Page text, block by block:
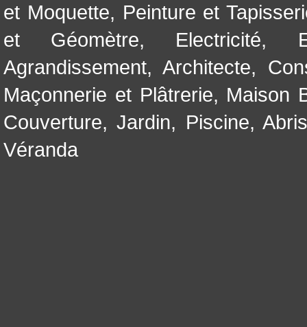
et Moquette, Peinture et
et Géomètre, Electricité,
Agrandissement, Architecte,
Maçonnerie et Plâtrerie, Maison
Couverture,Jardin, Piscine,
Véranda